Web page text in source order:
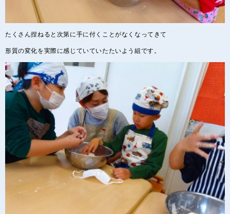
たくさん捏ねると次第に手に付くことがなくなってきて
形質の変化を実際に感じていていたたいよう組です。